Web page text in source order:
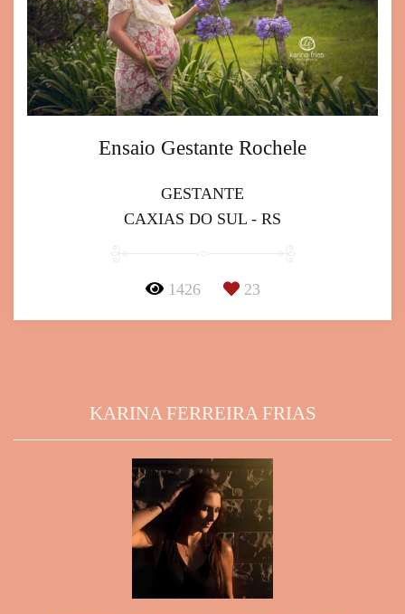
Ensaio Gestante Rochele
GESTANTE
CAXIAS DO SUL - RS
1426 23
KARINA FERREIRA FRIAS